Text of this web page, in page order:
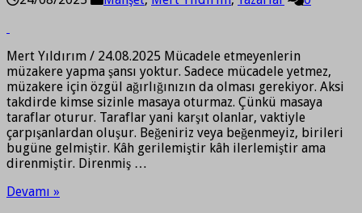
Mert Yıldırım / 24.08.2025 Mücadele etmeyenlerin
müzakere yapma şansı yoktur. Sadece mücadele yetmez,
müzakere için özgül ağırlığınızın da olması gerekiyor. Aksi
takdirde kimse sizinle masaya oturmaz. Çünkü masaya
taraflar oturur. Taraflar yani karşıt olanlar, vaktiyle
çarpışanlardan oluşur. Beğeniriz veya beğenmeyiz, birileri
bugüne gelmiştir. Kâh gerilemiştir kâh ilerlemiştir ama
direnmiştir. Direnmiş …
Devamı »